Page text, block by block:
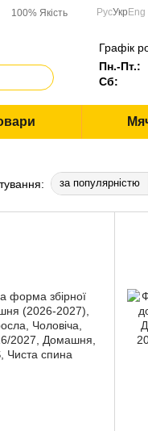
100% Якість РусУкр Eng
Графік
Пн.-Пт.:
Сб:
за популярністю